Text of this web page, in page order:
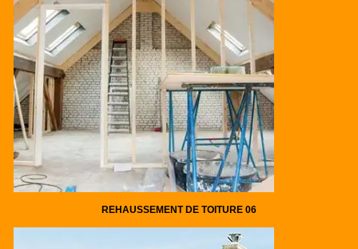
REHAUSSEMENT DE TOITURE 06